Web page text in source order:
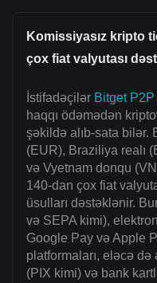
Komissiyasız kripto
çox fiat valyutası
İstifadəçilər Bitget P2P
haqqı ödəmədən
şəkildə alıb-sata bilər.
(EUR), Braziliya realı
və Vyetnam donqu
140-dan çox fiat
üsulları dəstəklənir.
və SEPA kimi),
Google Pay və Apple
platformaları, eləcə
(PIX kimi) və bank